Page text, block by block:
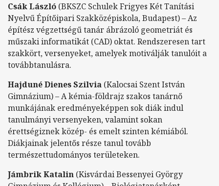
Csák László (BKSZC Schulek Frigyes Két Tanítási
Nyelvű Építőipari Szakközépiskola, Budapest) – Az
építész végzettségű tanár ábrázoló geometriát és
műszaki informatikát (CAD) oktat. Rendszeresen tart
szakkört, versenyeket, amelyek motiválják tanulóit a
továbbtanulásra.
Hajduné Dienes Szilvia (Kalocsai Szent István
Gimnázium) – A kémia-földrajz szakos tanárnő
munkájának eredményeképpen sok diák indul
tanulmányi versenyeken, valamint sokan
érettségiznek közép- és emelt szinten kémiából.
Diákjainak jelentős része tanul tovább
természettudományos területeken.
Jámbrik Katalin (Kisvárdai Bessenyei György